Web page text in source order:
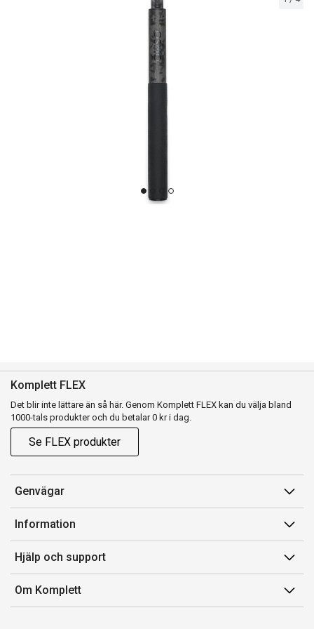
Komplett FLEX
Det blir inte lättare än så här. Genom Komplett FLEX kan du välja bland
1000-tals produkter och du betalar 0 kr i dag.
Se FLEX produkter
Genvägar
Konto
Orderhistorik
Presentkort
Komplett Club
Information
Försäljningsvillkor
Medlemsvillkor for Komplett Club
Lediga tjänster
Hjälp och support
Kontakta oss
Kundservice
Om Komplett